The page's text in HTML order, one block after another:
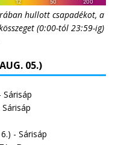
hullott csapadékot, a
(0:00-tól 23:59-ig)
05.)
Sárisáp
- Sárisáp